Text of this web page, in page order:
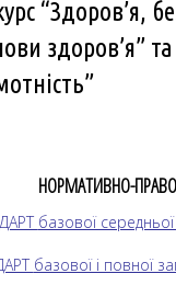
“Здоров’я,
здоров’я”
НОРМАТИВНО-
базової середньої
базової і повної